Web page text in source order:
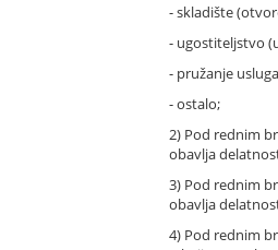
- skladište
- ugostiteljstvo
- pružanje
- ostalo;
2) Pod rednim
obavlja
3) Pod rednim
obavlja
4) Pod rednim